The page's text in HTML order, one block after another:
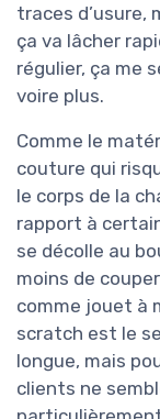
traces d’usure,
ça va lâcher
régulier, ça me
voire plus.
Comme le
couture qui
le corps de la
rapport à
se décolle au
moins de
comme jouet à
scratch est le
longue, mais
clients ne